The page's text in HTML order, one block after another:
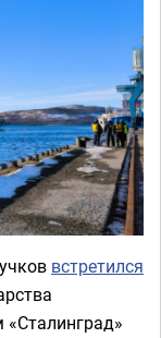
встретился
«Сталинград»